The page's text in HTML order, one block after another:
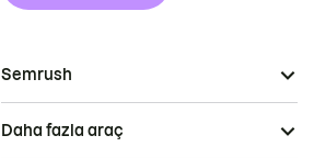
Semrush
Daha fazla araç